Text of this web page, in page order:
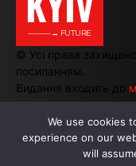
———→ FUTURE
© Усі права
посиланням.
Видання входить до
We use cookies
experience on our
will